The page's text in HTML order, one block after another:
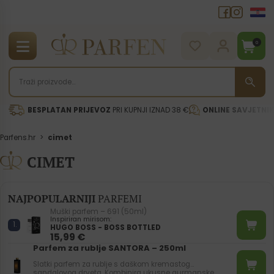
0
BESPLATAN PRIJEVOZ PRI KUPNJI IZNAD 38 € ONLINE
Parfens.hr > cimet
CIMET
NAJPOPULARNIJIPARFEMI
Muški parfem – 691 (50ml)
Inspiriran mirisom:
HUGO BOSS - BOSS BOTTLED
15,99 €
Parfem za rublje SANTORA – 250ml
Slatki parfem za rublje s daškom kremastog